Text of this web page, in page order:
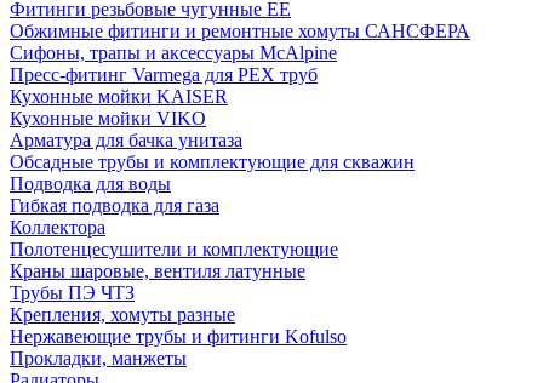
Фитинги резьбовые чугунные EE
Обжимные фитинги и ремонтные хомуты САНСФЕРА
Сифоны, трапы и аксессуары McAlpine
Пресс-фитинг Varmega для PEX труб
Кухонные мойки KAISER
Кухонные мойки VIKO
Арматура для бачка унитаза
Обсадные трубы и комплектующие для скважин
Подводка для воды
Гибкая подводка для газа
Коллектора
Полотенцесушители и комплектующие
Краны шаровые, вентиля латунные
Трубы ПЭ ЧТЗ
Крепления, хомуты разные
Нержавеющие трубы и фитинги Kofulso
Прокладки, манжеты